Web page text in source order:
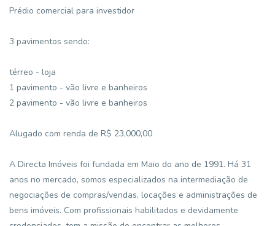
Prédio comercial para investidor
3 pavimentos sendo:
térreo - loja
1 pavimento - vão livre e banheiros
2 pavimento - vão livre e banheiros
Alugado com renda de R$ 23,000,00
A Directa Imóveis foi fundada em Maio do ano de 1991. Há 31
anos no mercado, somos especializados na intermediação de
negociações de compras/vendas, locações e administrações de
bens imóveis. Com profissionais habilitados e devidamente